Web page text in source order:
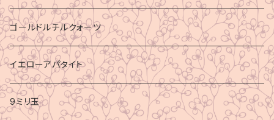
ゴールドルチルクォーツ
イエローアパタイト
9ミリ玉